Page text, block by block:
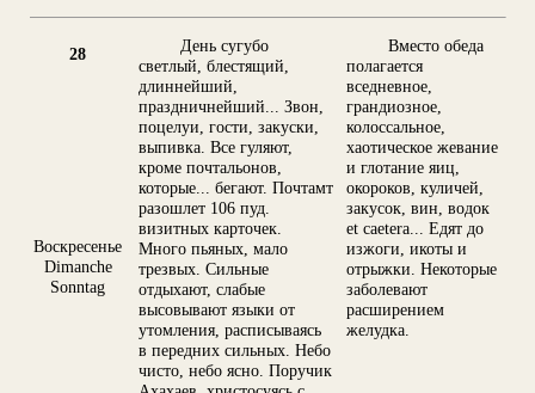
28
День сугубо
светлый, блестящий,
длиннейший,
праздничнейший... Звон,
поцелуи, гости, закуски,
выпивка. Все гуляют,
кроме почтальонов,
которые... бегают. Почтамт
разошлет 106 пуд.
визитных карточек.
Много пьяных, мало
трезвых. Сильные
отдыхают, слабые
высовывают языки от
утомления, расписываясь
в передних сильных. Небо
чисто, небо ясно. Поручик
Вместо обеда
полагается
вседневное,
грандиозное,
колоссальное,
хаотическое жевание
и глотание яиц,
окороков, куличей,
закусок, вин, водок
et caetera... Едят до
изжоги, икоты и
отрыжки. Некоторые
заболевают
расширением
желудка.
Воскресенье
Dimanche
Sonntag